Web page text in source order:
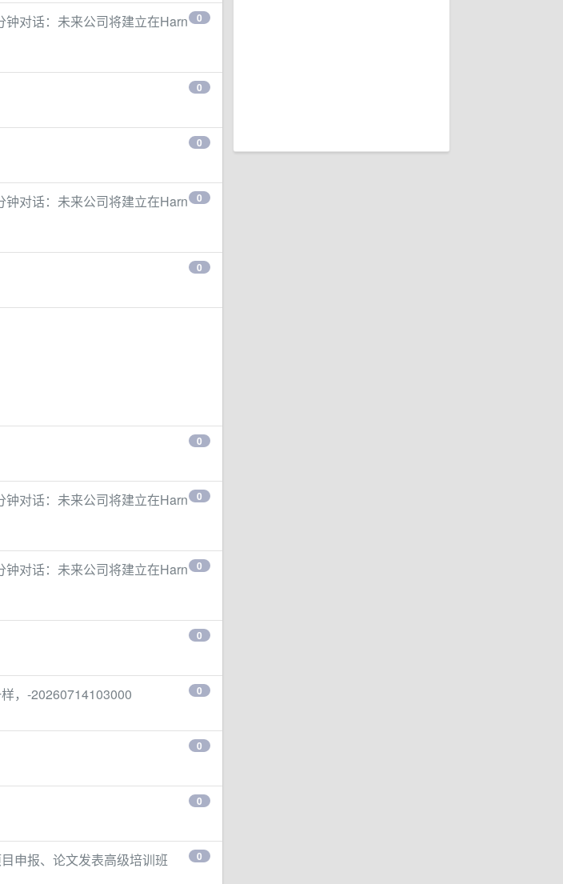
0
钟对话：未来公司将建立在Harn
0
0
0
钟对话：未来公司将建立在Harn
0
0
0
钟对话：未来公司将建立在Harn
0
钟对话：未来公司将建立在Harn
0
0
，-20260714103000
0
0
0
申报、论文发表高级培训班